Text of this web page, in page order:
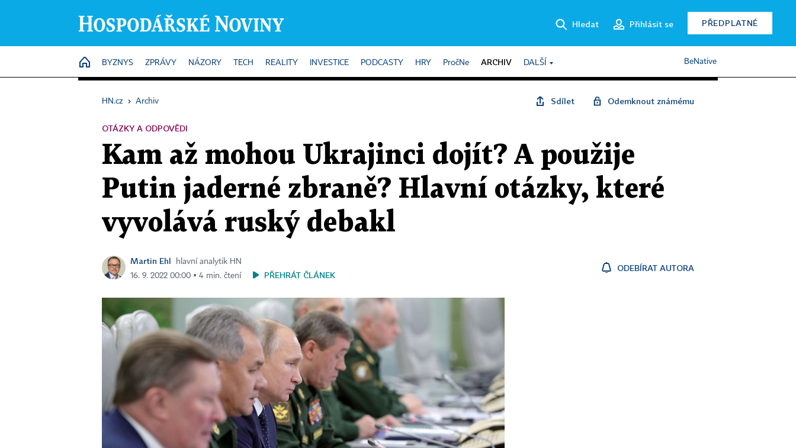
Hledat Přihlásit se PŘEDPLATNÉ
HOME
BYZNYS ZPRÁVY NÁZORY TECH REALITY INVESTICE PODCASTY HRY PročNe ARCHIV DALŠÍ BeNative
HN.cz › Archiv Sdílet Odemknout známému
OTÁZKY A ODPOVĚDI
Kam až mohou Ukrajinci dojít? A použije
Putin jaderné zbraně? Hlavní otázky, které
vyvolává ruský debakl
Martin Ehl
hlavní analytik HN
16. 9. 2022 00:00 ▪ 4 min. čtení
PŘEHRÁT ČLÁNEK
ODEBÍRAT AUTORA